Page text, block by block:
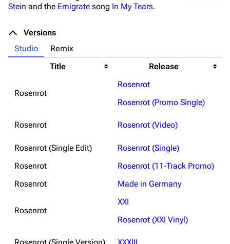
Stein and the Emigrate song In My Tears.
Versions
Studio
Remix
Title
Release
Rosenrot
Rosenrot
Rosenrot (Promo Single)
Rosenrot Rosenrot (Video)
Rosenrot (Single Edit)
Rosenrot (Single)
Rosenrot
Rosenrot (11-Track Promo)
Rosenrot
Made in Germany
Rosenrot
XXI
Rosenrot (XXI Vinyl)